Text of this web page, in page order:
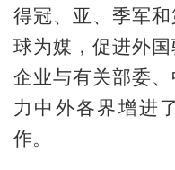
得冠、亚、季军
球为媒，促进外
企业与有关部委
力中外各界增进
作。